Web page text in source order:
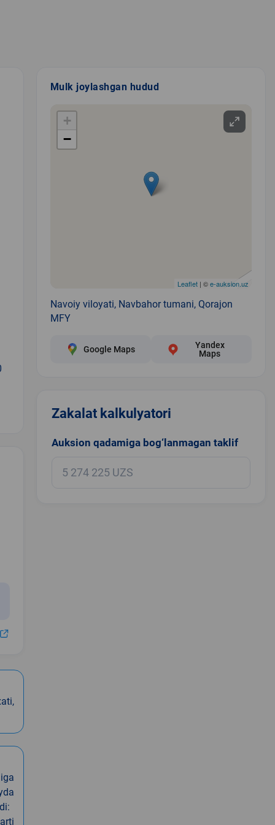
Mulk joylashgan hudud
+
−
Leaflet| ©e-auksion.uz
Navoiy viloyati, Navbahor tumani, Qorajon
MFY
Google Maps
Yandex
Maps
Zakalat kalkulyatori
Auksion qadamiga bog‘lanmagan taklif